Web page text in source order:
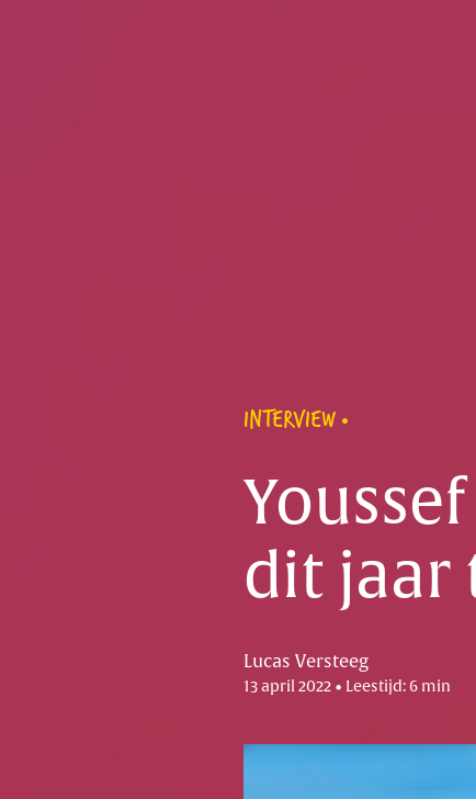
INTERVIEW
dit jaar
Lucas Versteeg
13 april 2022 • Leestijd: 6 min